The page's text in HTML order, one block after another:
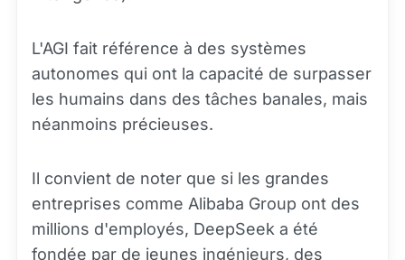
L'AGI fait référence à des systèmes
autonomes qui ont la capacité de surpasser
les humains dans des tâches banales, mais
néanmoins précieuses.
Il convient de noter que si les grandes
entreprises comme Alibaba Group ont des
millions d'employés, DeepSeek a été
fondée par de jeunes ingénieurs, des